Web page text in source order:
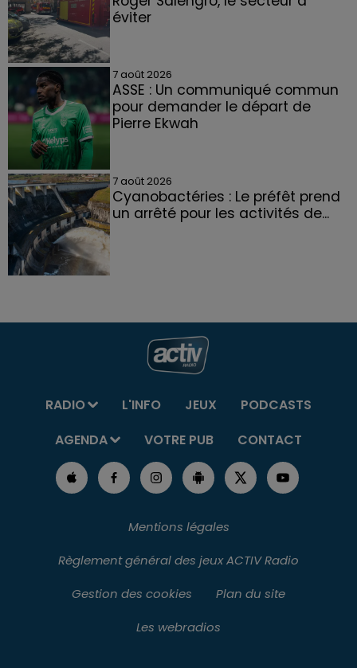
éviter
7 août 2026
ASSE : Un communiqué commun
pour demander le départ de
Pierre Ekwah
7 août 2026
Cyanobactéries : Le préfêt prend
un arrêté pour les activités de...
RADIO L'INFO JEUX
PODCASTS
AGENDA
VOTRE PUB CONTACT
Mentions légales
Règlement général des jeux ACTIV Radio
Gestion des cookies
Plan du site
Les webradios